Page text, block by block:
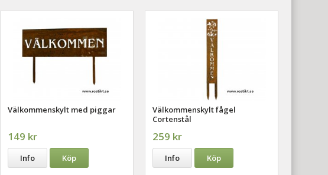
Välkommenskylt med piggar
149 kr
Info Köp
Välkommenskylt fågel
Cortenstål
259 kr
Info Köp